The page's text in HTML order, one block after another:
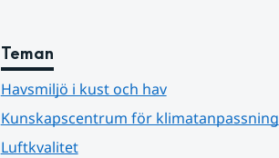
Teman
Havsmiljö i kust och hav
Kunskapscentrum för klimatanpassning
Luftkvalitet